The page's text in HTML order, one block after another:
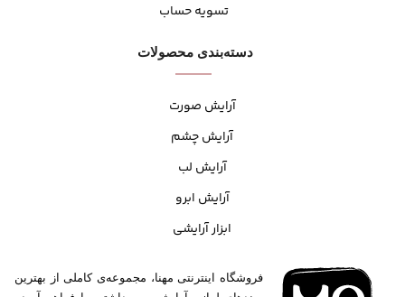
تسویه حساب
دسته‌بندی محصولات
آرایش صورت
آرایش چشم
آرایش لب
آرایش ابرو
ابزار آرایشی
فروشگاه اینترنتی مهنا، مجموعه‌ی کاملی از بهترین